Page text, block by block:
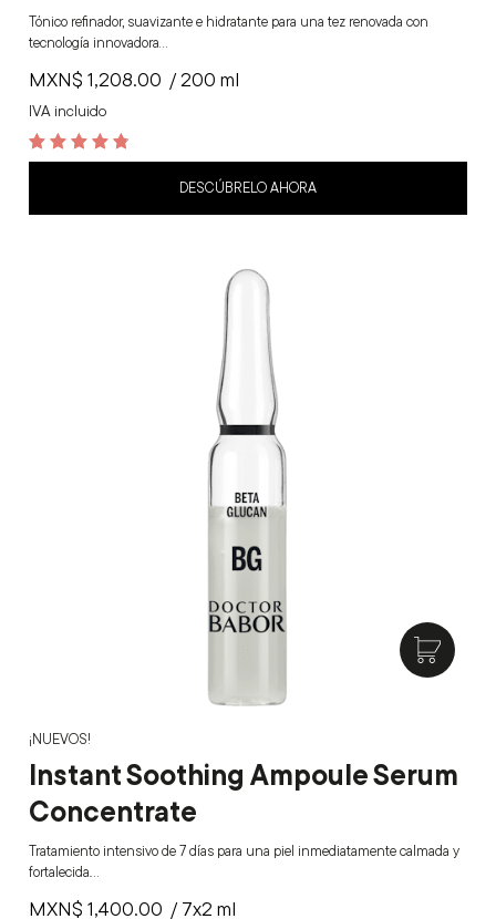
Tónico refinador, suavizante e hidratante para una tez renovada con
tecnología innovadora…
MXN$ 1,208.00
IVA incluido
/ 200 ml
4.9
DESCÚBRELO AHORA
¡NUEVOS!
Instant Soothing Ampoule Serum
Concentrate
Tratamiento intensivo de 7 días para una piel inmediatamente calmada y
fortalecida.…
MXN$ 1,400.00 / 7x2 ml